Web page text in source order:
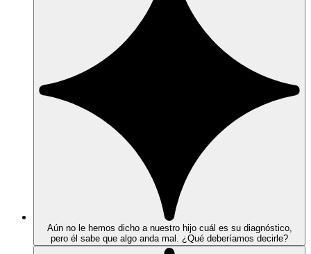
Aún no le hemos dicho a nuestro hijo cuál es su diagnóstico,
pero él sabe que algo anda mal. ¿Qué deberíamos decirle?